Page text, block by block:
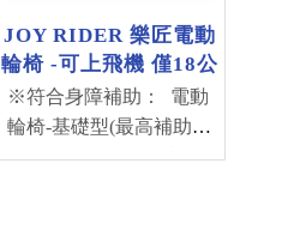
JOY RIDER 樂匠電動
輪椅 -可上飛機 僅18公
斤
※符合身障補助： 電動
輪椅-基礎型(最高補助
50,000元) + 電動輪椅配